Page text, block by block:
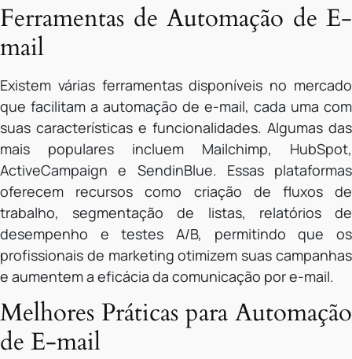
Ferramentas de Automação de E-
mail
Existem várias ferramentas disponíveis no mercado
que facilitam a automação de e-mail, cada uma com
suas características e funcionalidades. Algumas das
mais populares incluem Mailchimp, HubSpot,
ActiveCampaign e SendinBlue. Essas plataformas
oferecem recursos como criação de fluxos de
trabalho, segmentação de listas, relatórios de
desempenho e testes A/B, permitindo que os
profissionais de marketing otimizem suas campanhas
e aumentem a eficácia da comunicação por e-mail.
Melhores Práticas para Automação
de E-mail